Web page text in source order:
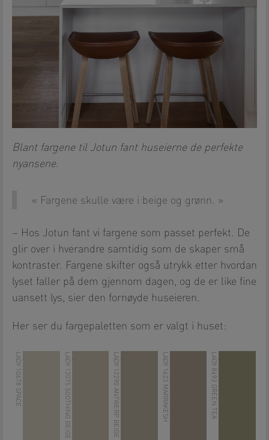
Blant fargene til Jotun fant huseierne de perfekte
nyansene.
Fargene skulle være i beige og grønn.
– Hos Jotun fant vi fargene som passet perfekt. De
glir over i hverandre samtidig som de skaper små
kontraster. Fargene skifter også utrykk etter hvordan
lyset faller på dem gjennom dagen, og de er like fine
uansett lys, sier den fornøyde huseieren.
Her ser du fargepaletten som er valgt i huset:
LADY 10678 SPACE . LADY 12075 SOOTHING BEIGE . LADY 12290 ANTWERP BEIGE LADY 1623 MARRAKESH LADY 8493 GREEN TEA